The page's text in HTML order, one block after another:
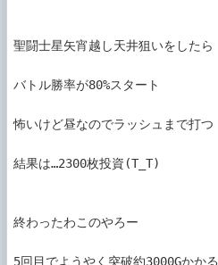
聖闘士星矢宵越し天井狙いをしたら
バトル勝率が80%スタート
怖いけど昼なのでラッシュまで打つ
結果は…2300枚投資(T_T)
終わったわこのやろー
5回目でようやく突破約3000Gかかる